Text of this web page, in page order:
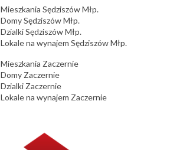
Mieszkania Sędziszów Młp.
Domy Sędziszów Młp.
Dzialki Sędziszów Młp.
Lokale na wynajem Sędziszów Młp.
Mieszkania Zaczernie
Domy Zaczernie
Dzialki Zaczernie
Lokale na wynajem Zaczernie